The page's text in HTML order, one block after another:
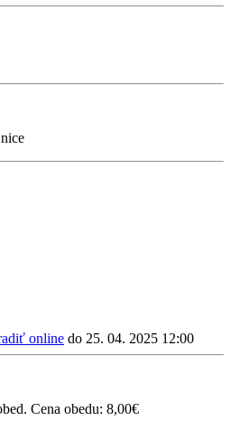
online do 25. 04. 2025 12:00
Cena obedu: 8,00€